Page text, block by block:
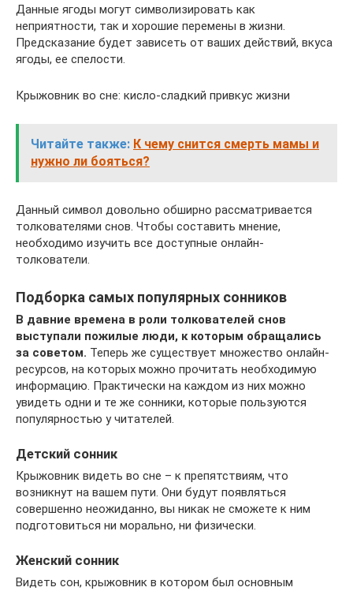
Данные ягоды могут символизировать как
неприятности, так и хорошие перемены в жизни.
Предсказание будет зависеть от ваших действий, вкуса
ягоды, ее спелости.
Крыжовник во сне: кисло-сладкий привкус жизни
Читайте также: К чему снится смерть мамы и
нужно ли бояться?
Данный символ довольно обширно рассматривается
толкователями снов. Чтобы составить мнение,
необходимо изучить все доступные онлайн-
толкователи.
Подборка самых популярных сонников
В давние времена в роли толкователей снов
выступали пожилые люди, к которым обращались
за советом. Теперь же существует множество онлайн-
ресурсов, на которых можно прочитать необходимую
информацию. Практически на каждом из них можно
увидеть одни и те же сонники, которые пользуются
популярностью у читателей.
Детский сонник
Крыжовник видеть во сне – к препятствиям, что
возникнут на вашем пути. Они будут появляться
совершенно неожиданно, вы никак не сможете к ним
подготовиться ни морально, ни физически.
Женский сонник
Видеть сон, крыжовник в котором был основным